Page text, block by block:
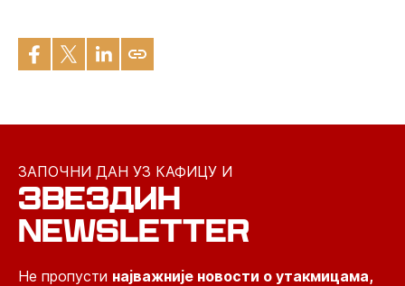
ЗАПОЧНИ ДАН УЗ КАФИЦУ И
ЗВЕЗДИН
NEWSLETTER
Не пропусти најважније новости о утакмицама,